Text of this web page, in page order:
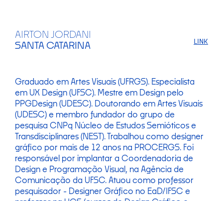
AIRTON JORDANI
SANTA CATARINA
LINK
Graduado em Artes Visuais (UFRGS). Especialista
em UX Design (UFSC). Mestre em Design pelo
PPGDesign (UDESC). Doutorando em Artes Visuais
(UDESC) e membro fundador do grupo de
pesquisa CNPq Núcleo de Estudos Semióticos e
Transdisciplinares (NEST). Trabalhou como designer
gráfico por mais de 12 anos na PROCERGS. Foi
responsável por implantar a Coordenadoria de
Design e Programação Visual, na Agência de
Comunicação da UFSC. Atuou como professor
pesquisador - Designer Gráfico no EaD/IFSC e